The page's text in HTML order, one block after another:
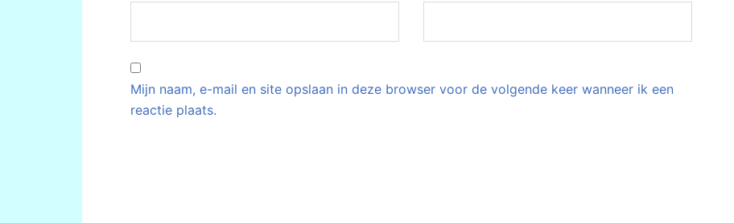
Mijn naam, e-mail en site opslaan in deze browser voor de volgende keer wanneer ik een
reactie plaats.